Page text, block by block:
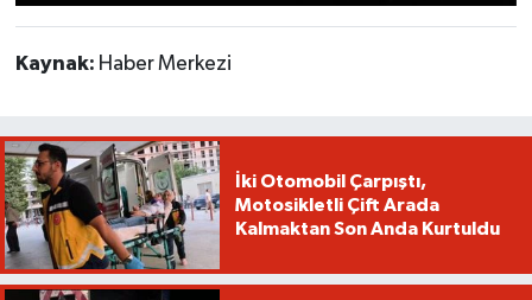
Kaynak: Haber Merkezi
İki Otomobil Çarpıştı,
Motosikletli Çift Arada
Kalmaktan Son Anda Kurtuldu